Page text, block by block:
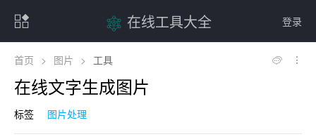
登录
在线工具大全
首页 > 图片 > 工具
在线文字生成图片
标签 图片处理